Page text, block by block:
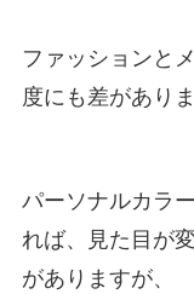
ファッションと
度にも差がありま
パーソナルカラ
れば、見た目が
がありますが、